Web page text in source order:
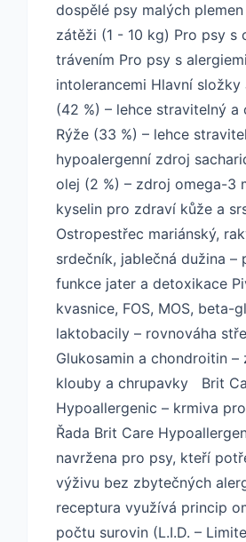
dospělé psy malých
zátěži (1 - 10 kg) Pro psy s
trávením Pro psy s
intolerancemi Hlavní složky
(42 %) – lehce stravitelný
Rýže (33 %) – lehce
hypoalergenní zdroj
olej (2 %) – zdroj omega-3
kyselin pro zdraví kůže a
Ostropestřec mariánský,
srdečník, jablečná dužina –
funkce jater a detoxikace
kvasnice, FOS, MOS, beta-
laktobacily – rovnováha
Glukosamin a chondroitin –
klouby a chrupavky Brit
Hypoallergenic – krmiva
Řada Brit Care
navržena pro psy, kteří
výživu bez zbytečných
receptura využívá princip
počtu surovin (L.I.D. –